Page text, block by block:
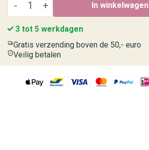
In winkelwagen
3 tot 5 werkdagen
Gratis verzending boven de 50,- euro
Veilig betalen